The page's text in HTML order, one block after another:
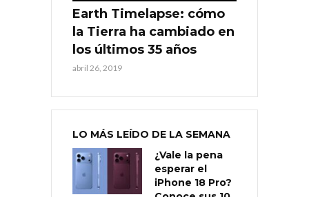
Earth Timelapse: cómo
la Tierra ha cambiado en
los últimos 35 años
abril 26, 2019
LO MÁS LEÍDO DE LA SEMANA
¿Vale la pena
esperar el
iPhone 18 Pro?